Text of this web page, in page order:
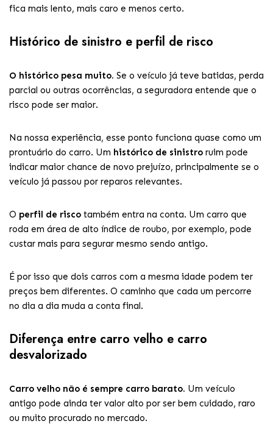
fica mais lento, mais caro e menos certo.
Histórico de sinistro e perfil de risco
O histórico pesa muito. Se o veículo já teve batidas, perda
parcial ou outras ocorrências, a seguradora entende que o
risco pode ser maior.
Na nossa experiência, esse ponto funciona quase como um
prontuário do carro. Um histórico de sinistro ruim pode
indicar maior chance de novo prejuízo, principalmente se o
veículo já passou por reparos relevantes.
O perfil de risco também entra na conta. Um carro que
roda em área de alto índice de roubo, por exemplo, pode
custar mais para segurar mesmo sendo antigo.
É por isso que dois carros com a mesma idade podem ter
preços bem diferentes. O caminho que cada um percorre
no dia a dia muda a conta final.
Diferença entre carro velho e carro
desvalorizado
Carro velho não é sempre carro barato. Um veículo
antigo pode ainda ter valor alto por ser bem cuidado, raro
ou muito procurado no mercado.